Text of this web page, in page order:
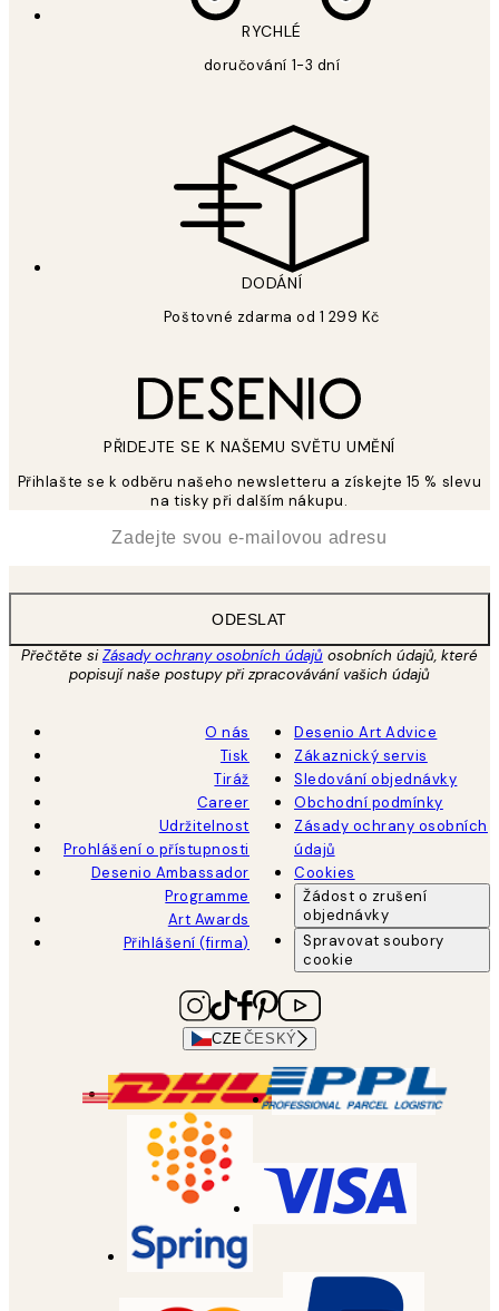
RYCHLÉ
doručování 1-3 dní
DODÁNÍ
Poštovné zdarma od 1 299 Kč
PŘIDEJTE SE K NAŠEMU SVĚTU UMĚNÍ
Přihlašte se k odběru našeho newsletteru a získejte 15 % slevu
na tisky při dalším nákupu.
ODESLAT
Přečtěte siZásady ochrany osobních údajů osobních údajů, které
popisují naše postupy při zpracovávání vašich údajů
O nás
Tisk
Tiráž
Career
Udržitelnost
Prohlášení o přístupnosti
Desenio Ambassador
Programme
Art Awards
Přihlášení (firma)
Desenio Art Advice
Zákaznický servis
Sledování objednávky
Obchodní podmínky
Zásady ochrany osobních
údajů
Cookies
Žádost o zrušení
objednávky
Spravovat soubory
cookie
CZE ČESKÝ